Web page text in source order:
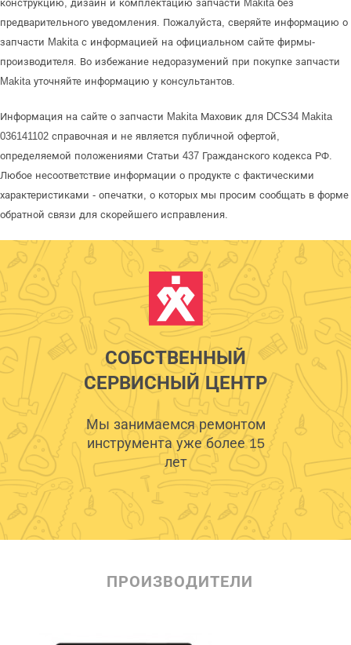
конструкцию, дизайн и комплектацию запчасти Makita без
предварительного уведомления. Пожалуйста, сверяйте информацию о
запчасти Makita с информацией на официальном сайте фирмы-
производителя. Во избежание недоразумений при покупке запчасти
Makita уточняйте информацию у консультантов.
Информация на сайте о запчасти Makita Маховик для DCS34 Makita
036141102 справочная и не является публичной офертой,
определяемой положениями Статьи 437 Гражданского кодекса РФ.
Любое несоответствие информации о продукте с фактическими
характеристиками - опечатки, о которых мы просим сообщать в форме
обратной связи для скорейшего исправления.
СОБСТВЕННЫЙ
СЕРВИСНЫЙ ЦЕНТР
Мы занимаемся ремонтом
инструмента уже более 15
лет
ПРОИЗВОДИТЕЛИ